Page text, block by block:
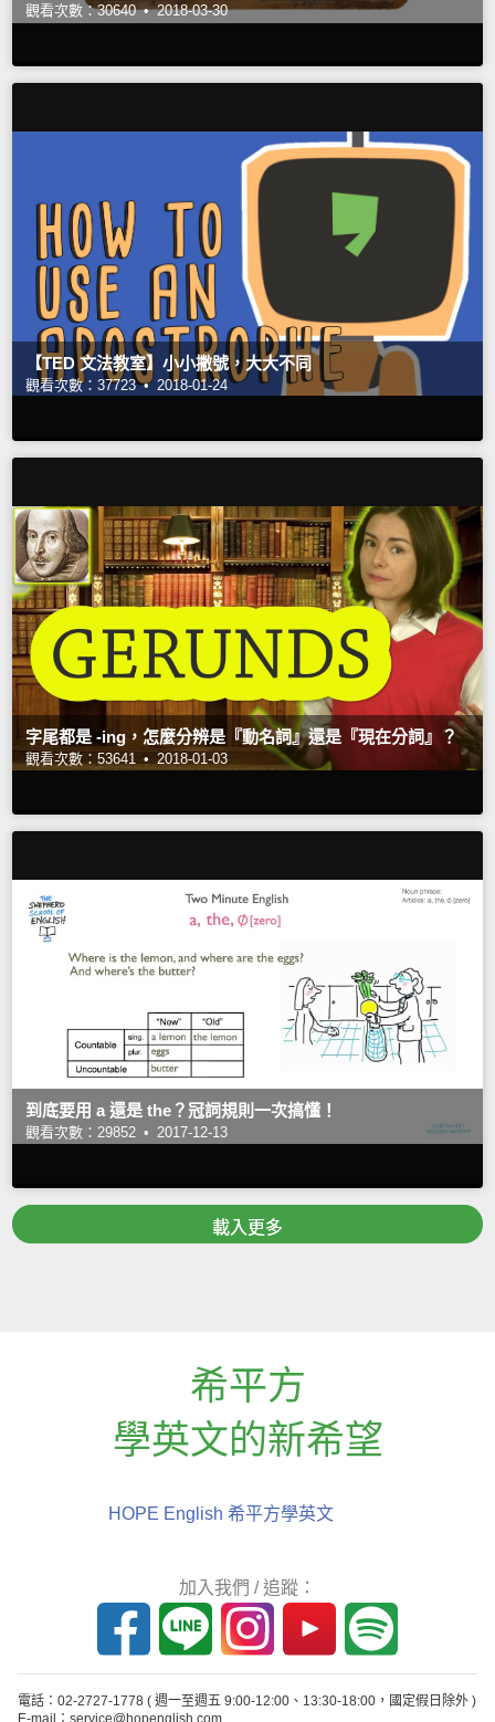
觀看次數：30640 • 2018-03-30
【TED 文法教室】小小撇號，大大不同
觀看次數：37723 • 2018-01-24
字尾都是 -ing，怎麼分辨是『動名詞』還是『現在分詞』？
觀看次數：53641 • 2018-01-03
到底要用 a 還是 the？冠詞規則一次搞懂！
觀看次數：29852 • 2017-12-13
載入更多
希平方
學英文的新希望
HOPE English 希平方學英文
加入我們 / 追蹤：
電話：02-2727-1778 ( 週一至週五 9:00-12:00、13:30-18:00，國定假日除外 )
E-mail：service@hopenglish.com